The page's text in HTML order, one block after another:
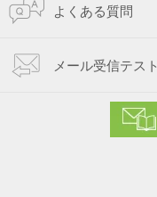
よくある質問
メール受信テスト